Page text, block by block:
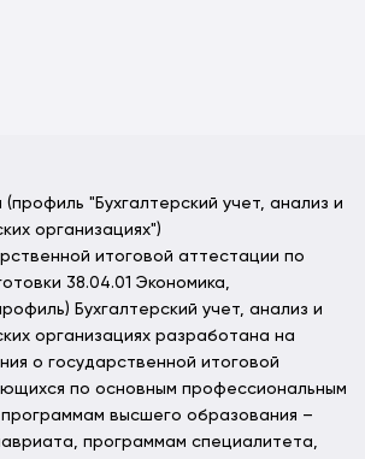
(профиль "Бухгалтерский учет, анализ и
организациях")
итоговой аттестации по
38.04.01 Экономика,
Бухгалтерский учет, анализ и
организациях разработана на
о государственной итоговой
по основным профессиональным
высшего образования –
программам специалитета,